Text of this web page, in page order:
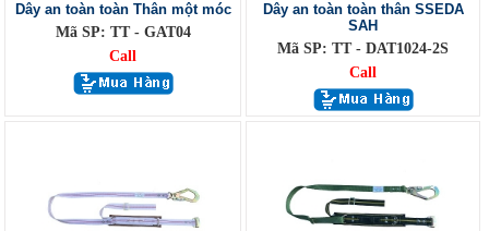
Dây an toàn toàn Thân một móc
Mã SP: TT - GAT04
Call
Dây an toàn toàn thân SSEDA
SAH
Mã SP: TT - DAT1024-2S
Call